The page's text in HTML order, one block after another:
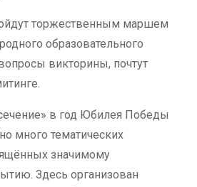
торжественным маршем
образовательного
викторины, почтут
в год Юбилея Победы
много тематических
значимому
Здесь организован